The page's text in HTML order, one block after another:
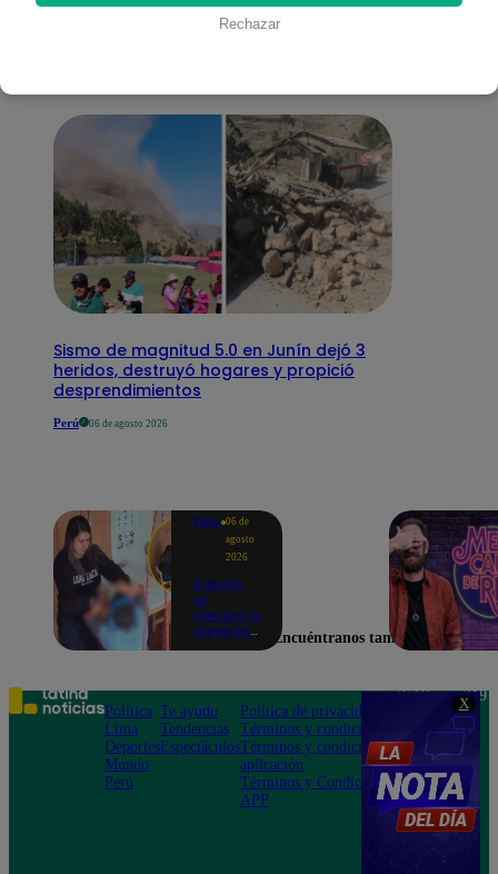
X
interesar
Sismo de magnitud 5.0 en Junín dejó 3
heridos, destruyó hogares y propició
desprendimientos
Perú 06 de agosto 2026
Lima 06 de
agosto
2026
Captan
en
cámara la
agresión
niño con
autismo:
madre
denuncia
maltratos
contínuos
Rechazar
Encuéntranos también en
Política
Lima
Deportes
Mundo
Perú
Te ayudo
Tendencias
Espectáculos
Política de privacidad
Términos y condiciones
Términos y condiciones
aplicación
Términos y Condiciones
APP
Teléfono: 219
Av. San
Felipe 968
Jesús María